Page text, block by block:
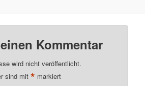
Kommentar
wird nicht veröffentlicht.
sind mit* markiert